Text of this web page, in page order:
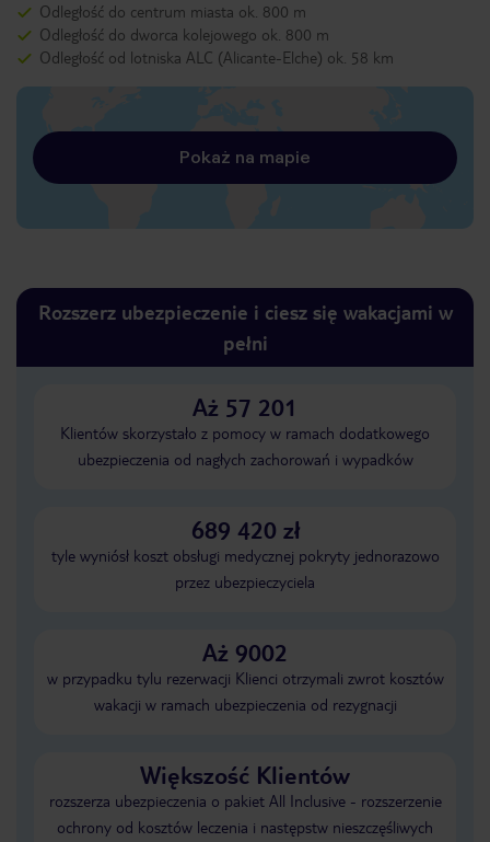
Odległość do centrum miasta ok. 800 m
Odległość do dworca kolejowego ok. 800 m
Odległość od lotniska ALC (Alicante-Elche) ok. 58 km
Pokaż na mapie
Rozszerz ubezpieczenie i ciesz się wakacjami w
pełni
Aż 57 201
Klientów skorzystało z pomocy w ramach dodatkowego
ubezpieczenia od nagłych zachorowań i wypadków
689 420 zł
tyle wyniósł koszt obsługi medycznej pokryty jednorazowo
przez ubezpieczyciela
Aż 9002
w przypadku tylu rezerwacji Klienci otrzymali zwrot kosztów
wakacji w ramach ubezpieczenia od rezygnacji
Większość Klientów
rozszerza ubezpieczenia o pakiet All Inclusive - rozszerzenie
ochrony od kosztów leczenia i następstw nieszczęśliwych